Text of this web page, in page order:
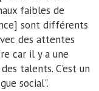
faibles de
sont différents
des attentes
car il y a une
talents. C'est un
social".